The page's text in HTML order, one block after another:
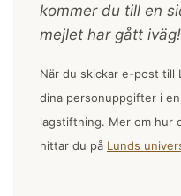
kommer du till en
mejlet har gått iväg!
När du skickar e-post till
dina personuppgifter i
lagstiftning. Mer om hur
hittar du på Lunds